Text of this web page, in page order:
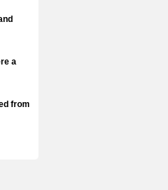
a
from